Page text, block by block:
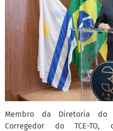
Membro da Diretoria
Corregedor do TCE-TO,